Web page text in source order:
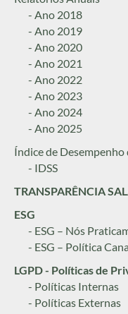
- Ano 2018
- Ano 2019
- Ano 2020
- Ano 2021
- Ano 2022
- Ano 2023
- Ano 2024
- Ano 2025
Índice de Desempenho
- IDSS
TRANSPARÊNCIA
ESG
- ESG – Nós
- ESG – Política
LGPD - Políticas de
- Políticas Internas
- Políticas Externas